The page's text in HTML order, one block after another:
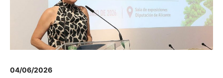
04/06/2026